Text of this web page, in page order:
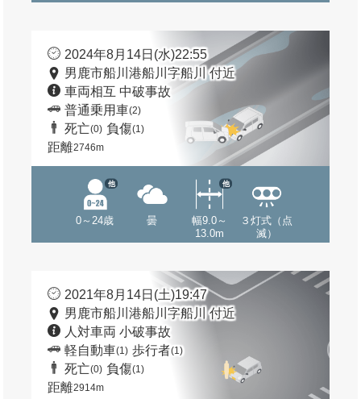
2024年8月14日(水)22:55
男鹿市船川港船川字船川 付近
車両相互 中破事故
普通乗用車(2)
死亡(0) 負傷(1)
距離2746m
0～24歳
他
曇
幅9.0～
13.0m
他
３灯式（点
滅）
2021年8月14日(土)19:47
男鹿市船川港船川字船川 付近
人対車両 小破事故
軽自動車(1) 歩行者(1)
死亡(0) 負傷(1)
距離2914m